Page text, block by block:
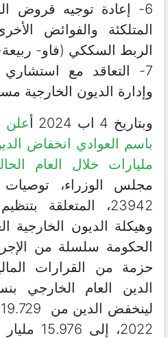
6- إعادة توجيه قروض
المتلكئة والفوائض
الربط السككي (فاو-
7- التعاقد مع
وإدارة الديون الخارجية
وبتاريخ 4 اب 2024 أ
علن
مليارات خلال العام
مجلس الوزراء، توصيات
23942، المتعلقة
وهيكلة الديون الخارجية
الحكومة سلسلة من
حزمة من القرارات